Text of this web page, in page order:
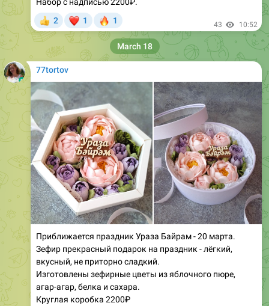
77tortov
Приближается праздник Ураза Байрам - 20 марта.
Зефир прекрасный подарок на праздник - лёгкий,
вкусный, не приторно сладкий.
Изготовлены зефирные цветы из яблочного пюре,
агар-агар, белка и сахара.
Круглая коробка 2200₽
Шестигранная коробочка 1700₽.
March 18